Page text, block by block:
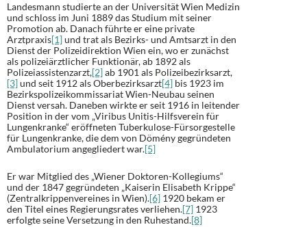
Landesmann studierte an der Universität Wien Medizin
und schloss im Juni 1889 das Studium mit seiner
Promotion ab. Danach führte er eine private
Arztpraxis[1]und trat als Bezirks- und Amtsarzt in den
Dienst der Polizeidirektion Wien ein, wo er zunächst
als polizeiärztlicher Funktionär, ab 1892 als
Polizeiassistenzarzt,[2]ab 1901 als Polizeibezirksarzt,
[3]und seit 1912 als Oberbezirksarzt[4] bis 1923 im
Bezirkspolizeikommissariat Wien-Neubau seinen
Dienst versah. Daneben wirkte er seit 1916 in leitender
Position in der vom „Viribus Unitis-Hilfsverein für
Lungenkranke“ eröffneten Tuberkulose-Fürsorgestelle
für Lungenkranke, die dem von Dömény gegründeten
Ambulatorium angegliedert war.[5]
Er war Mitglied des „Wiener Doktoren-Kollegiums“
und der 1847 gegründeten „Kaiserin Elisabeth Krippe“
(Zentralkrippenvereines in Wien).[6] 1920 bekam er
den Titel eines Regierungsrates verliehen.[7] 1923
erfolgte seine Versetzung in den Ruhestand.[8]